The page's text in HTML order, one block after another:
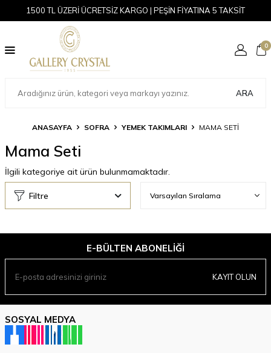
1500 TL ÜZERİ ÜCRETSİZ KARGO | PEŞİN FİYATINA 5 TAKSİT
ARA
0
ANASAYFA SOFRA YEMEK TAKIMLARI MAMA SETI
Mama Seti
İlgili kategoriye ait ürün bulunmamaktadır.
Filtre
E-BÜLTEN ABONELIĞI
KAYIT OLUN
SOSYAL MEDYA